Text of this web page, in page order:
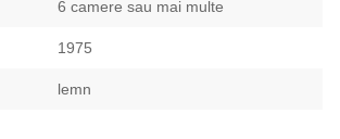
6 camere sau mai multe
1975
lemn